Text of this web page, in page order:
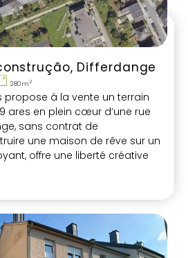
Differdange
280m2
propose à la vente un terrain
ares en plein cœur d’une rue
sans contrat de
une maison de rêve sur un
offre une liberté créative